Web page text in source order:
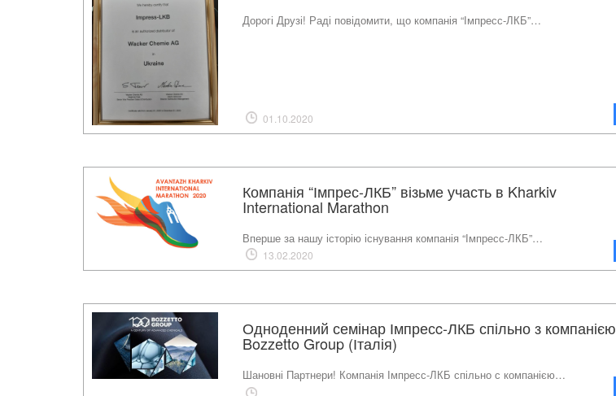
Дорогі Друзі! Раді повідомити, що компанія “Імпресс-ЛКБ”…
01.10.2020
Компанія “Імпрес-ЛКБ” візьме участь в Kharkiv
International Marathon
Вперше за нашу історію існування компанія “Імпресс-ЛКБ”…
13.02.2020
Одноденний семінар Імпресc-ЛКБ спільно з компанією
Bozzetto Group (Італія)
Шановні Партнери! Компанія Імпресс-ЛКБ спільно с компанією…